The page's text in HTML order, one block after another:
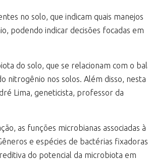
no solo, que indicam quais manejos
podendo indicar decisões focadas em
do solo, que se relacionam com o
nitrogênio nos solos. Além disso, nesta
Lima, geneticista, professor da
as funções microbianas associadas à
e espécies de bactérias
do potencial da microbiota em